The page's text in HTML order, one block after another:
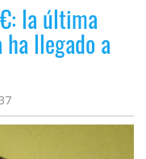
la última
ha llegado a